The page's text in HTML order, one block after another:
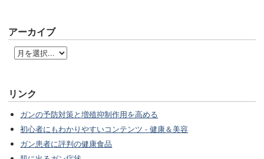
アーカイブ
リンク
ガンの予防対策と増殖抑制作用を高める
初心者にもわかりやすいコンテンツ - 健康＆美容
ガン患者に評判の健康食品